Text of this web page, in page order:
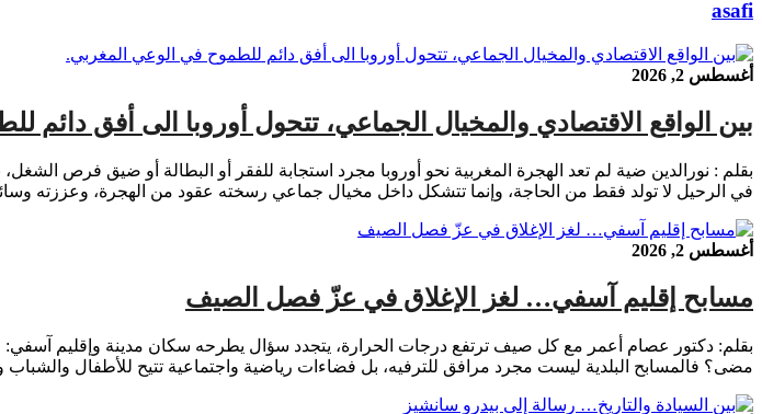
asafi
أغسطس 2, 2026
بين الواقع الاقتصادي والمخيال الجماعي، تتحول أوروبا الى أفق دائم
بقلم : نورالدين ضية لم تعد الهجرة المغربية نحو أوروبا مجرد استجابة للفقر أو البطالة أو ضيق فرص
في الرحيل لا تولد فقط من الحاجة، وإنما تتشكل داخل مخيال جماعي رسخته عقود من الهجرة، وعززته وسائل
أغسطس 2, 2026
مسابح إقليم آسفي… لغز الإغلاق في عزّ فصل الصيف
بقلم: دكتور عصام أعمر مع كل صيف ترتفع درجات الحرارة، يتجدد سؤال يطرحه سكان مدينة وإقليم آسفي:
مضى؟ فالمسابح البلدية ليست مجرد مرافق للترفيه، بل فضاءات رياضية واجتماعية تتيح للأطفال